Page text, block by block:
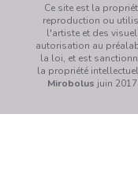
Ce site est la
reproduction ou
l'artiste et des
autorisation au
la loi, et est
la propriété
Mirobolus juin